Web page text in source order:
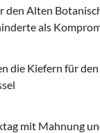
den Alten
als
die Kiefern für
mit Mahnung